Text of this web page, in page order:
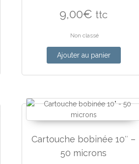
9,00€ ttc
Non classé
Ajouter au panier
Cartouche bobinée 10″ –
50 microns